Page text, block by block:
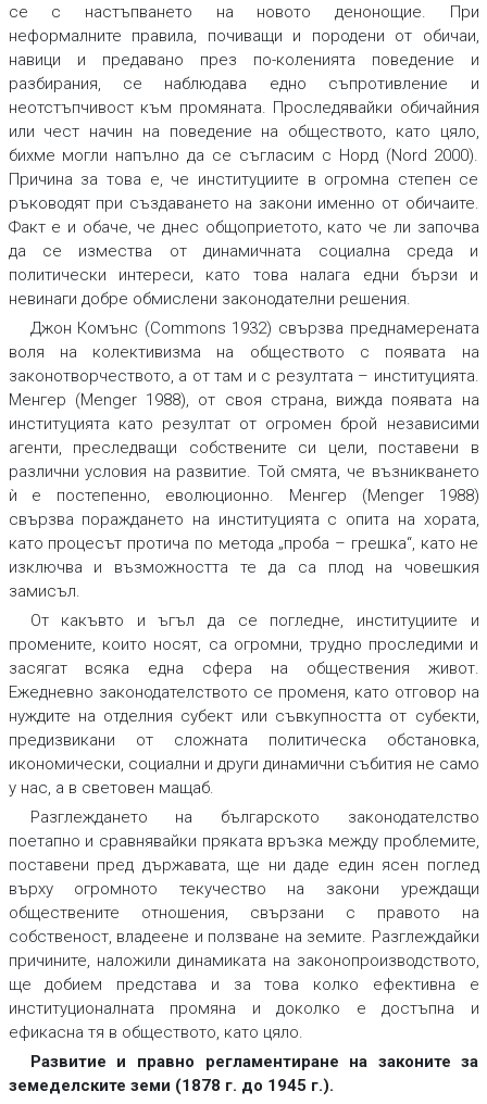
се с настъпването на новото денонощие. При
неформалните правила, почиващи и породени от обичаи,
навици и предавано през по-коленията поведение и
разбирания, се наблюдава едно съпротивление и
неотстъпчивост към промяната. Проследявайки обичайния
или чест начин на поведение на обществото, като цяло,
бихме могли напълно да се съгласим с Норд (Nord 2000).
Причина за това е, че институциите в огромна степен се
ръководят при създаването на закони именно от обичаите.
Факт е и обаче, че днес общоприетото, като че ли започва
да се измества от динамичната социална среда и
политически интереси, като това налага едни бързи и
невинаги добре обмислени законодателни решения.
Джон Комънс (Commons 1932) свързва преднамерената
воля на колективизма на обществото с появата на
законотворчеството, а от там и с резултата – институцията.
Менгер (Menger 1988), от своя страна, вижда появата на
институцията като резултат от огромен брой независими
агенти, преследващи собствените си цели, поставени в
различни условия на развитие. Той смята, че възникването
ѝ е постепенно, еволюционно. Менгер (Menger 1988)
свързва пораждането на институцията с опита на хората,
като процесът протича по метода „проба – грешка“, като не
изключва и възможността те да са плод на човешкия
замисъл.
От какъвто и ъгъл да се погледне, институциите и
промените, които носят, са огромни, трудно проследими и
засягат всяка една сфера на обществения живот.
Ежедневно законодателството се променя, като отговор на
нуждите на отделния субект или съвкупността от субекти,
предизвикани от сложната политическа обстановка,
икономически, социални и други динамични събития не само
у нас, а в световен мащаб.
Разглеждането на българското законодателство
поетапно и сравнявайки пряката връзка между проблемите,
поставени пред държавата, ще ни даде един ясен поглед
върху огромното текучество на закони уреждащи
обществените отношения, свързани с правото на
собственост, владеене и ползване на земите. Разглеждайки
причините, наложили динамиката на законопроизводството,
ще добием представа и за това колко ефективна е
институционалната промяна и доколко е достъпна и
ефикасна тя в обществото, като цяло.
Развитие и правно регламентиране на законите за
земеделските земи (1878 г. до 1945 г.).